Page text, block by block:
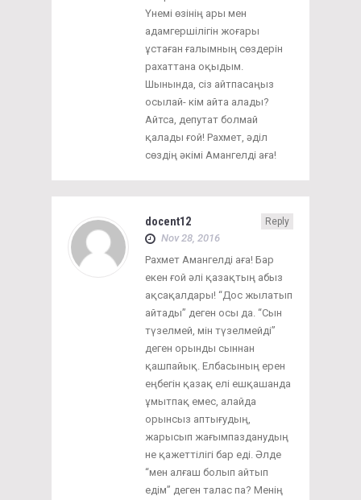
Үнемі өзінің ары мен
адамгершілігін жоғары
ұстаған ғалымның сөздерін
рахаттана оқыдым.
Шынында, сіз айтпасаңыз
осылай- кім айта алады?
Айтса, депутат болмай
қалады ғой! Рахмет, әділ
сөздің әкімі Амангелді аға!
docent12
Nov 28, 2016
Reply
Рахмет Амангелді аға! Бар
екен ғой әлі қазақтың абыз
ақсақалдары! “Дос жылатып
айтады” деген осы да. “Сын
түзелмей, мін түзелмейді”
деген орынды сыннан
қашпайық. Елбасының ерен
еңбегін қазақ елі ешқашанда
ұмытпақ емес, алайда
орынсыз аптығудың,
жарысып жағымпазданудың
не қажеттілігі бар еді. Әлде
“мен алғаш болып айтып
едім” деген талас па? Менің